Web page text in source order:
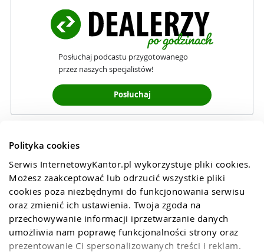
Polityka cookies
Serwis InternetowyKantor.pl wykorzystuje pliki cookies.
Możesz zaakceptować lub odrzucić wszystkie pliki
cookies poza niezbędnymi do funkcjonowania serwisu
oraz zmienić ich ustawienia. Twoja zgoda na
przechowywanie informacji iprzetwarzanie danych
umożliwia nam poprawę funkcjonalności strony oraz
prezentowanie Ci spersonalizowanych treści i reklam.
Posłuchaj podcastu przygotowanego
przez naszych specjalistów!
Posłuchaj